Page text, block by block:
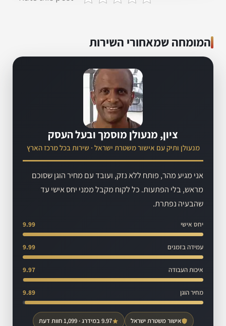
המומחה שמאחורי השירות
ציון, מנעולן מוסמך ובעל העסק
מנעולן ותיק עם אישור משטרת ישראל · שירות בכל מרכז הארץ
אני מגיע מהר, פותח ללא נזק, ועובד עם מחיר הוגן שסוכם
מראש, בלי הפתעות. כל לקוח מקבל ממני יחס אישי עד
שהבעיה נפתרת.
יחס אישי 9.99
עמידה בזמנים 9.99
איכות העבודה 9.97
מחיר הוגן 9.89
אישור משטרת ישראל 9.97 במידרג · 1,099 חוות דעת